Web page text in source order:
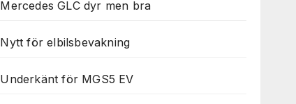
Mercedes GLC dyr men bra
Nytt för elbilsbevakning
Underkänt för MGS5 EV